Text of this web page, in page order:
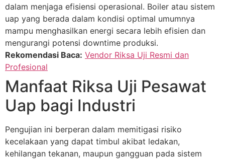
dalam menjaga efisiensi operasional. Boiler atau sistem
uap yang berada dalam kondisi optimal umumnya
mampu menghasilkan energi secara lebih efisien dan
mengurangi potensi downtime produksi.
Rekomendasi Baca: Vendor Riksa Uji Resmi dan
Profesional
Manfaat Riksa Uji Pesawat
Uap bagi Industri
Pengujian ini berperan dalam memitigasi risiko
kecelakaan yang dapat timbul akibat ledakan,
kehilangan tekanan, maupun gangguan pada sistem